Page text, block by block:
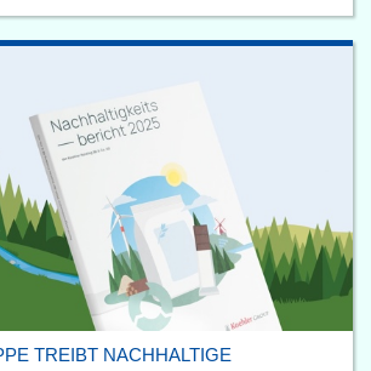
TREIBT NACHHALTIGE